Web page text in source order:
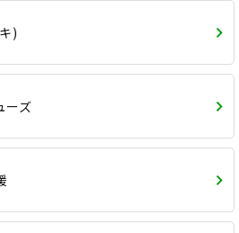
)
ーズ